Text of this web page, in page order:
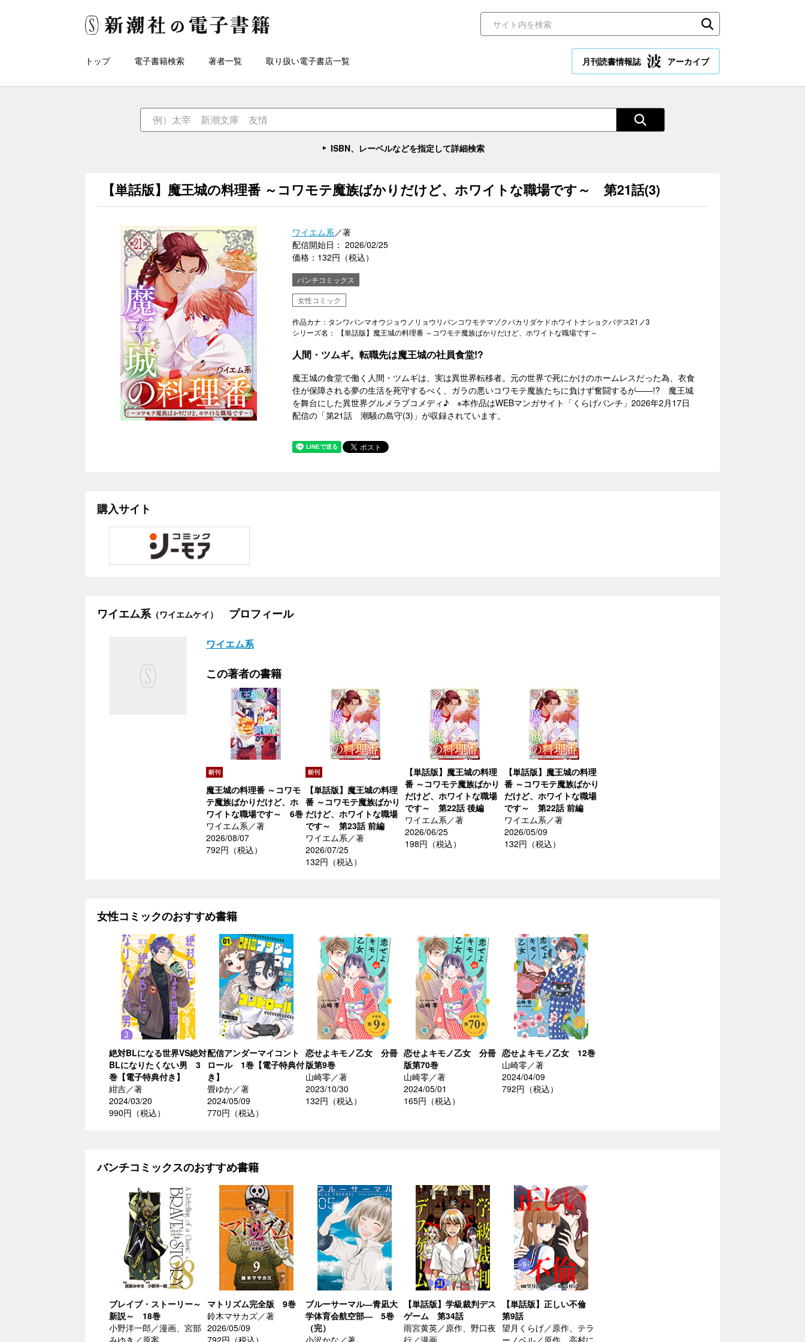
トップ 電子書籍検索 著者一覧 取り扱い電子書店一覧 月刊読書情報誌 アーカイブ
ISBN、レーベルなどを指定して詳細検索
【単話版】魔王城の料理番 ～コワモテ魔族ばかりだけど、ホワイトな職場です～ 第21話(3)
ワイエム系／著
配信開始日： 2026/02/25
価格：132円（税込）
バンチコミックス
女性コミック
作品カナ：タンワバンマオウジョウノリョウリバンコワモテマゾクバカリダケドホワイトナショクバデス21ノ3
シリーズ名： 【単話版】魔王城の料理番 ～コワモテ魔族ばかりだけど、ホワイトな職場です～
人間・ツムギ。転職先は魔王城の社員食堂!?
魔王城の食堂で働く人間・ツムギは、実は異世界転移者。元の世界で死にかけのホームレスだった為、衣食
住が保障される夢の生活を死守するべく、ガラの悪いコワモテ魔族たちに負けず奮闘するが――!? 魔王城
を舞台にした異世界グルメラブコメディ♪ ※本作品はWEBマンガサイト「くらげバンチ」2026年2月17日
配信の「第21話 潮騒の島守(3)」が収録されています。
購入サイト
ワイエム系（ワイエムケイ） プロフィール
ワイエム系
この著者の書籍
魔王城の料理番 ～コワモ
テ魔族ばかりだけど、ホ
ワイトな職場です～ 6巻
ワイエム系／著
2026/08/07
792円（税込）
【単話版】魔王城の料理
番 ～コワモテ魔族ばかり
だけど、ホワイトな職場
です～ 第23話 前編
ワイエム系／著
2026/07/25
132円（税込）
【単話版】魔王城の料理
番 ～コワモテ魔族ばかり
だけど、ホワイトな職場
です～ 第22話 後編
ワイエム系／著
2026/06/25
198円（税込）
【単話版】魔王城の料理
番 ～コワモテ魔族ばかり
だけど、ホワイトな職場
です～ 第22話 前編
ワイエム系／著
2026/05/09
132円（税込）
女性コミックのおすすめ書籍
絶対BLになる世界VS絶対
BLになりたくない男 3
巻【電子特典付き】
紺吉／著
2024/03/20
990円（税込）
配信アンダーマイコント
ロール 1巻【電子特典付
き】
畳ゆか／著
2024/05/09
770円（税込）
恋せよキモノ乙女 分冊
版第9巻
山崎零／著
2023/10/30
132円（税込）
恋せよキモノ乙女 分冊
版第70巻
山崎零／著
2024/05/01
165円（税込）
恋せよキモノ乙女 12巻
山崎零／著
2024/04/09
792円（税込）
バンチコミックスのおすすめ書籍
ブレイブ・ストーリー～
新説～ 18巻
小野洋一郎／漫画、宮部
みゆき／原案
マトリズム完全版 9巻
鈴木マサカズ／著
2026/05/09
792円（税込）
ブルーサーマル―青凪大
学体育会航空部― 5巻
（完）
小沢かな／著
【単話版】学級裁判デス
ゲーム 第34話
雨宮黄英／原作、野口夜
行／漫画
【単話版】正しい不倫
第9話
望月くらげ／原作、テラ
ーノベル／原作、高村に